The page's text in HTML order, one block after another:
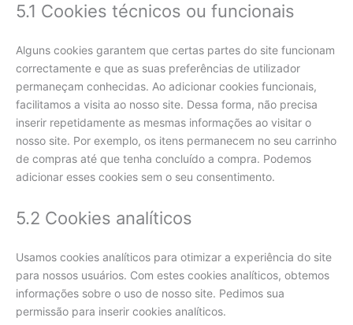
5.1 Cookies técnicos ou funcionais
Alguns cookies garantem que certas partes do site funcionam
correctamente e que as suas preferências de utilizador
permaneçam conhecidas. Ao adicionar cookies funcionais,
facilitamos a visita ao nosso site. Dessa forma, não precisa
inserir repetidamente as mesmas informações ao visitar o
nosso site. Por exemplo, os itens permanecem no seu carrinho
de compras até que tenha concluído a compra. Podemos
adicionar esses cookies sem o seu consentimento.
5.2 Cookies analíticos
Usamos cookies analíticos para otimizar a experiência do site
para nossos usuários. Com estes cookies analíticos, obtemos
informações sobre o uso de nosso site. Pedimos sua
permissão para inserir cookies analíticos.